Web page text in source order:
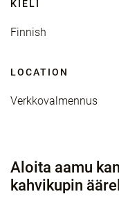
KIELI
Finnish
LOCATION
Verkkovalmennus
Aloita aamu
kahvikupin